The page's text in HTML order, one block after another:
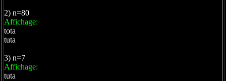
2) n=80
Affichage:
tota
tuta
3) n=7
Affichage:
tuta